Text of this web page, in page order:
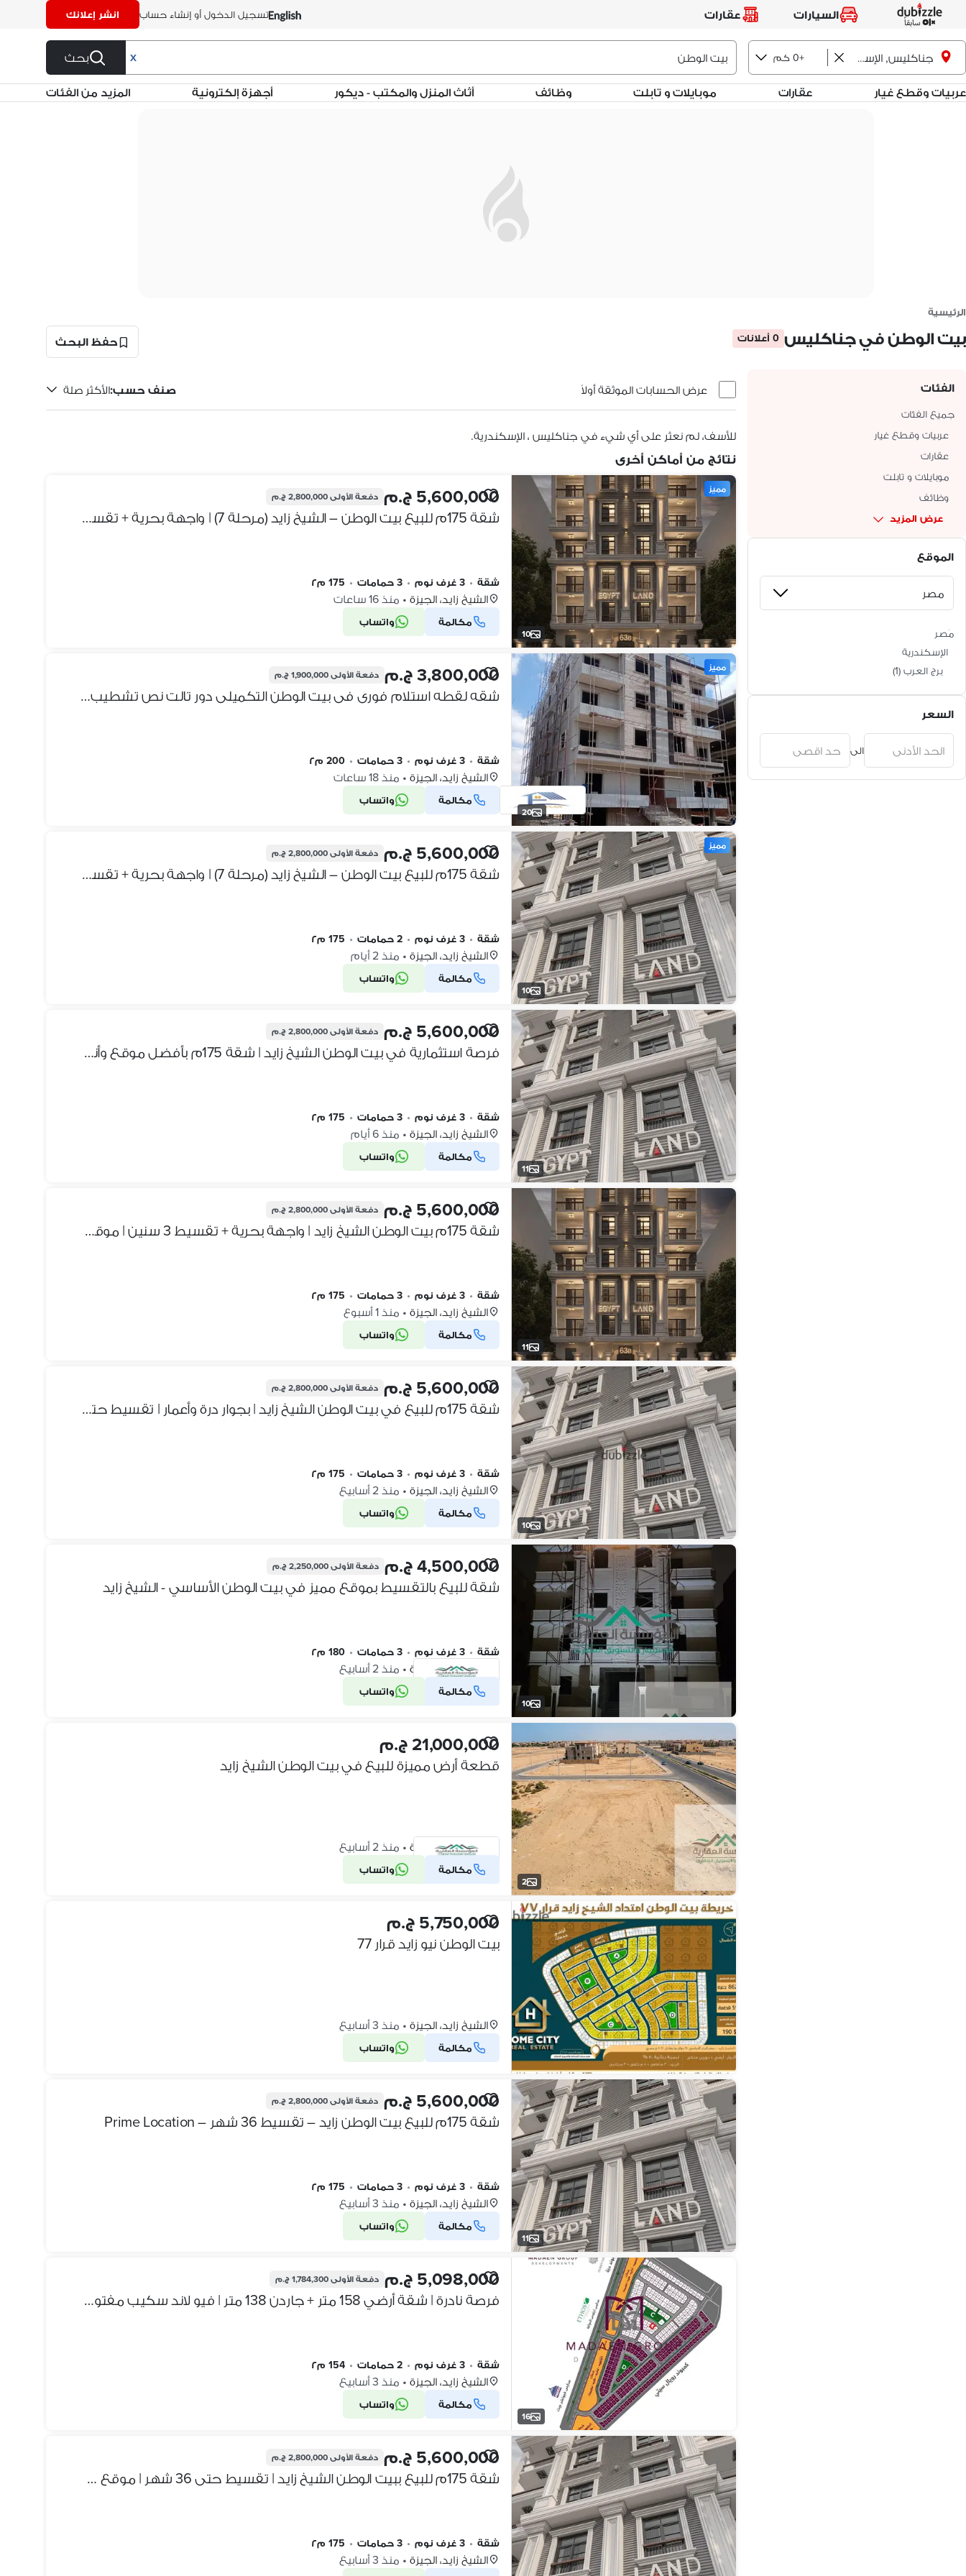
السيارات عقارات تسجيل الدخول أو إنشاء حساب انشر إعلانك
جناكليس, الإسكندرية +0 كم X بحث
عربيات وقطع غيار عقارات موبايلات و تابلت وظائف أثاث المنزل والمكتب - ديكور أجهزة إلكترونية المزيد من الفئات
الرئيسية
بيت الوطن في جناكليس 0 أعلانات حفظ البحث
الفئات
جميع الفئات
عربيات وقطع غيار
عقارات
موبايلات و تابلت
وظائف
عرض المزيد
الموقع
مَصر
الإسكندرية
برج العرب (
1
)
السعر
الى
عرض الحسابات الموثقة أولاً صنف حسب:الأكثر صلة
للأسف، لم نعثر على أي شيء في جناكليس ، الإسكندرية.
نتائج من أماكن أخرى
10
مميز 5,600,000 ج.م دفعة الأولى2,800,000 ج.م
شقة 175م للبيع بيت الوطن – الشيخ زايد (مرحلة 7) | واجهة بحرية + تقسيط 36 شهر
شقة • 3 غرف نوم • 3 حمامات • 175 م٢
الشيخ زايد، الجيزة • منذ 16 ساعات
مكالمة واتساب
20
مميز 3,800,000 ج.م دفعة الأولى1,900,000 ج.م
شقه لقطه استلام فورى فى بيت الوطن التكميلى دور تالت نص تشطيب جراج مخزن خاص تسهيلات سنتين بجوار ماونتن فيووسوديك خلف مول العرب
شقة • 3 غرف نوم • 3 حمامات • 200 م٢
الشيخ زايد، الجيزة • منذ 18 ساعات
مكالمة واتساب
10
مميز 5,600,000 ج.م دفعة الأولى2,800,000 ج.م
شقة 175م للبيع بيت الوطن – الشيخ زايد (مرحلة 7) | واجهة بحرية + تقسيط 36 شهر
شقة • 3 غرف نوم • 2 حمامات • 175 م٢
الشيخ زايد، الجيزة • منذ 2 أيام
مكالمة واتساب
11
5,600,000 ج.م دفعة الأولى2,800,000 ج.م
فرصة استثمارية في بيت الوطن الشيخ زايد | شقة 175م بأفضل موقع وأنظمة سداد مميزة
شقة • 3 غرف نوم • 3 حمامات • 175 م٢
الشيخ زايد، الجيزة • منذ 6 أيام
مكالمة واتساب
11
5,600,000 ج.م دفعة الأولى2,800,000 ج.م
شقة 175م بيت الوطن الشيخ زايد | واجهة بحرية + تقسيط 3 سنين | موقع مميز جدًا
شقة • 3 غرف نوم • 3 حمامات • 175 م٢
الشيخ زايد، الجيزة • منذ 1 أسبوع
مكالمة واتساب
10
5,600,000 ج.م دفعة الأولى2,800,000 ج.م
شقة 175م للبيع في بيت الوطن الشيخ زايد | بجوار درة وأعمار | تقسيط حتى 36 شهر
شقة • 3 غرف نوم • 3 حمامات • 175 م٢
الشيخ زايد، الجيزة • منذ 2 أسابيع
مكالمة واتساب
10
4,500,000 ج.م دفعة الأولى2,250,000 ج.م
شقة للبيع بالتقسيط بموقع مميز في بيت الوطن الأساسي - الشيخ زايد
شقة • 3 غرف نوم • 3 حمامات • 180 م٢
الشيخ زايد، الجيزة • منذ 2 أسابيع
مكالمة واتساب شركة موثقة
2
21,000,000 ج.م
قطعة أرض مميزة للبيع في بيت الوطن الشيخ زايد
الشيخ زايد، الجيزة • منذ 2 أسابيع
مكالمة واتساب شركة موثقة
5,750,000 ج.م
بيت الوطن نيو زايد قرار 77
الشيخ زايد، الجيزة • منذ 3 أسابيع
مكالمة واتساب
11
5,600,000 ج.م دفعة الأولى2,800,000 ج.م
شقة 175م للبيع بيت الوطن زايد – تقسيط 36 شهر – Prime Location
شقة • 3 غرف نوم • 3 حمامات • 175 م٢
الشيخ زايد، الجيزة • منذ 3 أسابيع
مكالمة واتساب
16
5,098,000 ج.م دفعة الأولى1,784,300 ج.م
فرصة نادرة | شقة أرضي 158 متر + جاردن 138 متر | فيو لاند سكيب مفتوح | بيت الوطن المرحلة الثامنة
شقة • 3 غرف نوم • 2 حمامات • 154 م٢
الشيخ زايد، الجيزة • منذ 3 أسابيع
مكالمة واتساب
5,600,000 ج.م دفعة الأولى2,800,000 ج.م
شقة 175م للبيع ببيت الوطن الشيخ زايد | تقسيط حتى 36 شهر | موقع مميز بجوار هايبر وان
شقة • 3 غرف نوم • 3 حمامات • 175 م٢
الشيخ زايد، الجيزة • منذ 3 أسابيع